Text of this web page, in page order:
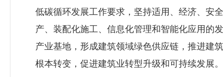
低碳循环发展工作要求，坚持适用、经济、安
产、装配化施工、信息化管理和智能化应用的
产业基地，形成建筑领域绿色供应链，推进建
根本转变，促进建筑业转型升级和可持续发展。